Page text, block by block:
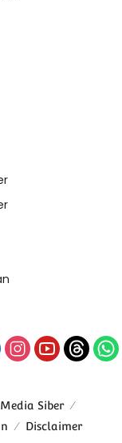
Siber
Disclaimer